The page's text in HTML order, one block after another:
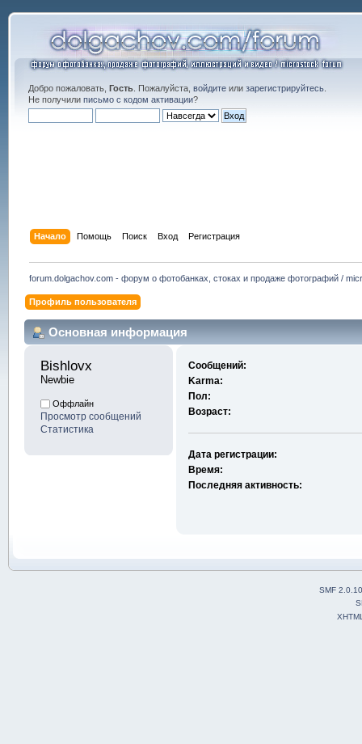
Добро пожаловать, Гость. Пожалуйста, войдитеили зарегистрируйтесь.
Не получили письмо с кодом активации?
Начало Помощь Поиск Вход Регистрация
forum.dolgachov.com - форум о фотобанках, стоках и продаже фотографий /
Профиль пользователя
Основная информация
Bishlovx
Newbie
Оффлайн
Просмотр сообщений
Статистика
Сообщений:
Karma:
Пол:
Возраст:
Дата регистрации:
Время:
Последняя активность:
SMF